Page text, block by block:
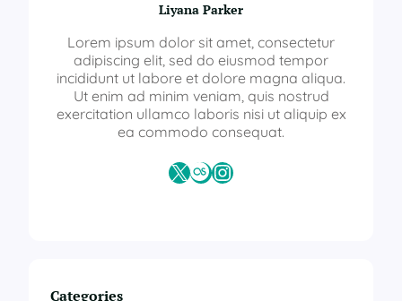
Liyana Parker
Lorem ipsum dolor sit amet, consectetur
adipiscing elit, sed do eiusmod tempor
incididunt ut labore et dolore magna aliqua.
Ut enim ad minim veniam, quis nostrud
exercitation ullamco laboris nisi ut aliquip ex
ea commodo consequat.
X Last.fmInstagram
Categories